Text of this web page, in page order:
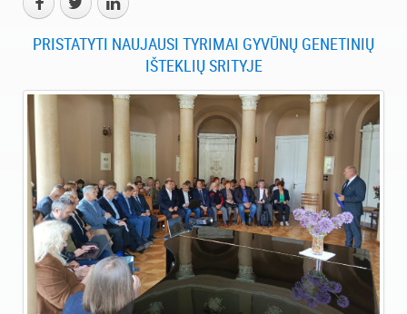
PRISTATYTI NAUJAUSI TYRIMAI GYVŪNŲ GENETINIŲ
IŠTEKLIŲ SRITYJE